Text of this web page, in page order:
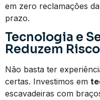
em zero reclamações
prazo.
Tecnologia e
Reduzem
Não basta ter
certas. Investimos em
escavadeiras com